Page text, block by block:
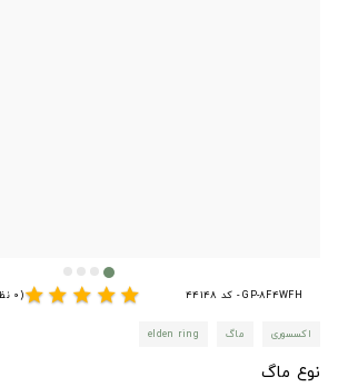
GP-8F4WFH - کد 44148 star
star
star
star
star(0 نظر)
اکسسوری ماگ elden ring
نوع ماگ